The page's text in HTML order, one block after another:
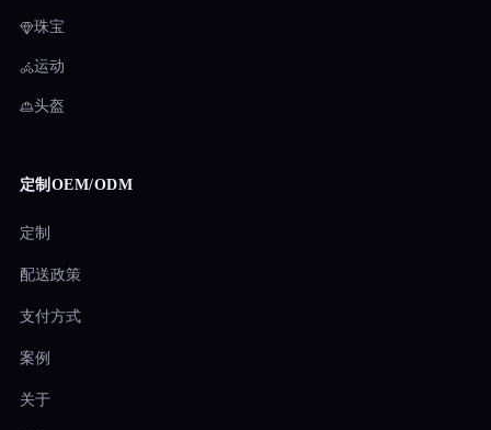
珠宝
运动
头盔
定制OEM/ODM
定制
配送政策
支付方式
案例
关于